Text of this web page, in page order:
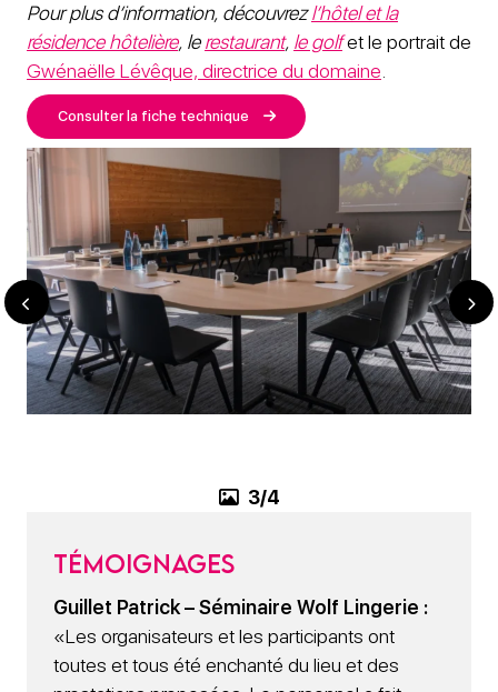
Pour plus d’information, découvrezl’hôtel et la
résidence hôtelière, lerestaurant, le golfet le portrait de
Gwénaëlle Lévêque, directrice du domaine.
Consulter la fiche technique
3/4
Témoignages
Guillet Patrick – Séminaire Wolf Lingerie :
«Les organisateurs et les participants ont
toutes et tous été enchanté du lieu et des